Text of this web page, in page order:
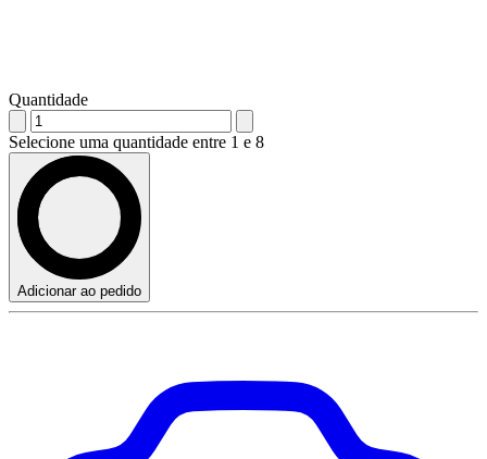
Quantidade
Selecione uma quantidade entre 1 e 8
Adicionar ao pedido